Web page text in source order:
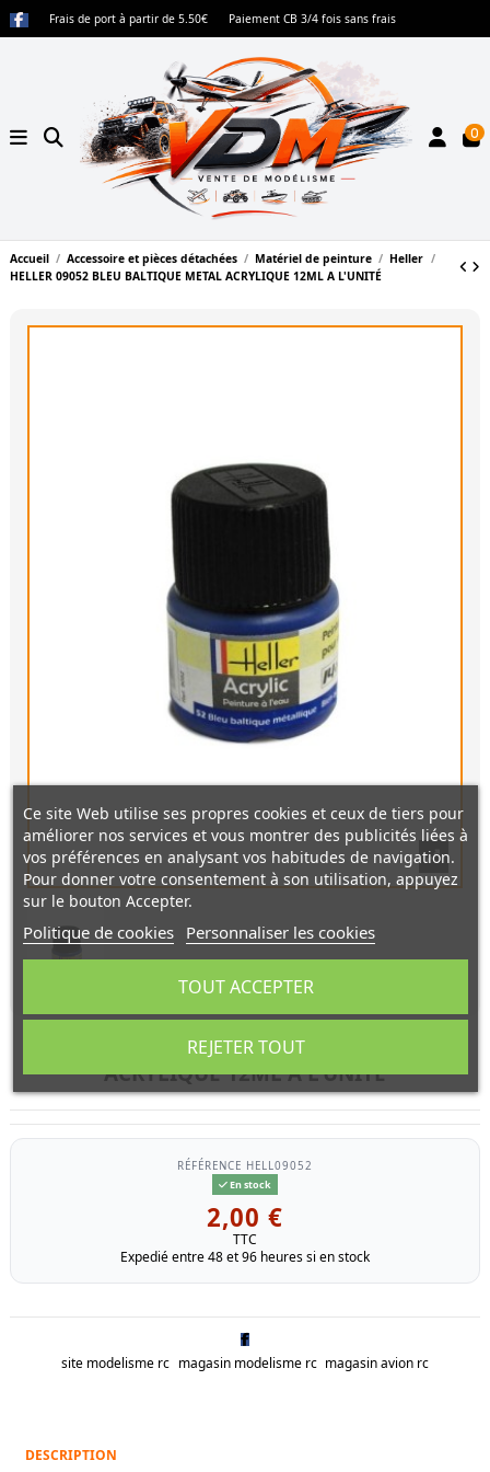
Frais de port à partir de 5.50€ Paiement CB 3/4 fois sans frais
0
Accueil Accessoire et pièces détachées Matériel de peinture
Heller
HELLER 09052 BLEU BALTIQUE METAL ACRYLIQUE 12ML A L'UNITÉ
HELLER 09052 BLEU BALTIQUE METAL
ACRYLIQUE 12ML A L'UNITÉ
RÉFÉRENCE HELL09052
En stock
2,00 €
TTC
Expedié entre 48 et 96 heures si en stock
site modelisme rc magasin modelisme rc magasin avion rc
DESCRIPTION
Ce site Web utilise ses propres cookies et ceux de tiers pour
améliorer nos services et vous montrer des publicités liées à
vos préférences en analysant vos habitudes de navigation.
Pour donner votre consentement à son utilisation, appuyez
sur le bouton Accepter.
Politique de cookies Personnaliser les cookies
REJETER TOUT
TOUT ACCEPTER